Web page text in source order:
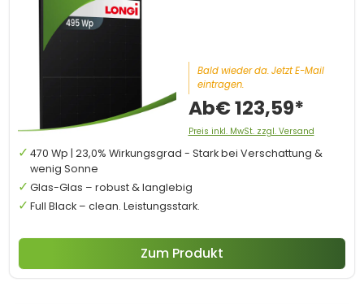
Bald wieder da. Jetzt E-Mail
eintragen.
Ab€ 123,59*
Preis inkl. MwSt. zzgl. Versand
470 Wp | 23,0% Wirkungsgrad - Stark bei Verschattung &
wenig Sonne
Glas-Glas – robust & langlebig
Full Black – clean. Leistungsstark.
Zum Produkt